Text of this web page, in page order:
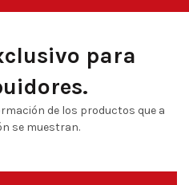
para
de los productos que a
se muestran.